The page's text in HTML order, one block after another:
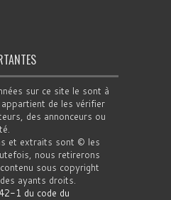
sur ce site le sont à
de les vérifier
des annonceurs ou
et extraits sont © les
nous retirerons
sous copyright
ayants droits.
1 du code du